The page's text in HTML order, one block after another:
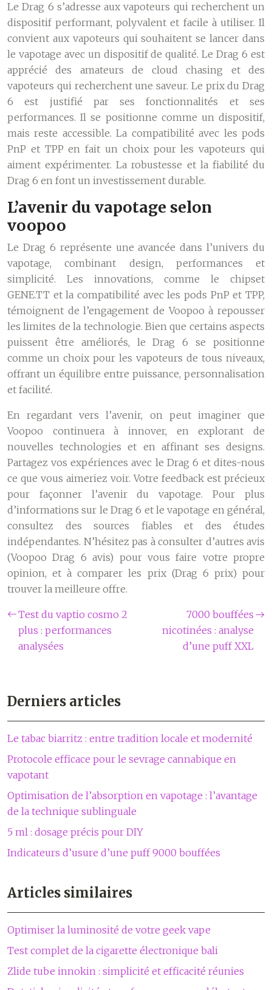
Le Drag 6 s’adresse aux vapoteurs qui recherchent un
dispositif performant, polyvalent et facile à utiliser. Il
convient aux vapoteurs qui souhaitent se lancer dans
le vapotage avec un dispositif de qualité. Le Drag 6 est
apprécié des amateurs de cloud chasing et des
vapoteurs qui recherchent une saveur. Le prix du Drag
6 est justifié par ses fonctionnalités et ses
performances. Il se positionne comme un dispositif,
mais reste accessible. La compatibilité avec les pods
PnP et TPP en fait un choix pour les vapoteurs qui
aiment expérimenter. La robustesse et la fiabilité du
Drag 6 en font un investissement durable.
L’avenir du vapotage selon
voopoo
Le Drag 6 représente une avancée dans l’univers du
vapotage, combinant design, performances et
simplicité. Les innovations, comme le chipset
GENE.TT et la compatibilité avec les pods PnP et TPP,
témoignent de l’engagement de Voopoo à repousser
les limites de la technologie. Bien que certains aspects
puissent être améliorés, le Drag 6 se positionne
comme un choix pour les vapoteurs de tous niveaux,
offrant un équilibre entre puissance, personnalisation
et facilité.
En regardant vers l’avenir, on peut imaginer que
Voopoo continuera à innover, en explorant de
nouvelles technologies et en affinant ses designs.
Partagez vos expériences avec le Drag 6 et dites-nous
ce que vous aimeriez voir. Votre feedback est précieux
pour façonner l’avenir du vapotage. Pour plus
d’informations sur le Drag 6 et le vapotage en général,
consultez des sources fiables et des études
indépendantes. N’hésitez pas à consulter d’autres avis
(Voopoo Drag 6 avis) pour vous faire votre propre
opinion, et à comparer les prix (Drag 6 prix) pour
trouver la meilleure offre.
Test du vaptio cosmo 2
plus : performances
analysées
7000 bouffées
nicotinées : analyse
d’une puff XXL
Derniers articles
Le tabac biarritz : entre tradition locale et modernité
Protocole efficace pour le sevrage cannabique en
vapotant
Optimisation de l’absorption en vapotage : l’avantage
de la technique sublinguale
5 ml : dosage précis pour DIY
Indicateurs d’usure d’une puff 9000 bouffées
Articles similaires
Optimiser la luminosité de votre geek vape
Test complet de la cigarette électronique bali
Zlide tube innokin : simplicité et efficacité réunies